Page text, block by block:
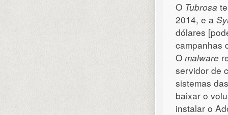
O Tubrosa
2014, e a
dólares
campanhas
O malware
servidor de
sistemas
baixar o
instalar o